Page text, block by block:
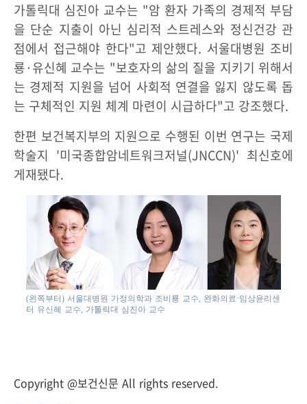
가톨릭대 심진아 교수는 "암 환자 가족의 경제적 부담
을 단순 지출이 아닌 심리적 스트레스와 정신건강 관
점에서 접근해야 한다"고 제안했다. 서울대병원 조비
룡·유신혜 교수는 "보호자의 삶의 질을 지키기 위해서
는 경제적 지원을 넘어 사회적 연결을 잃지 않도록 돕
는 구체적인 지원 체계 마련이 시급하다"고 강조했다.
한편 보건복지부의 지원으로 수행된 이번 연구는 국제
학술지 '미국종합암네트워크저널(JNCCN)' 최신호에
게재됐다.
(왼쪽부터) 서울대병원 가정의학과 조비룡 교수, 완화의료·임상윤리센
터 유신혜 교수, 가톨릭대 심진아 교수
Copyright @보건신문 All rights reserved.